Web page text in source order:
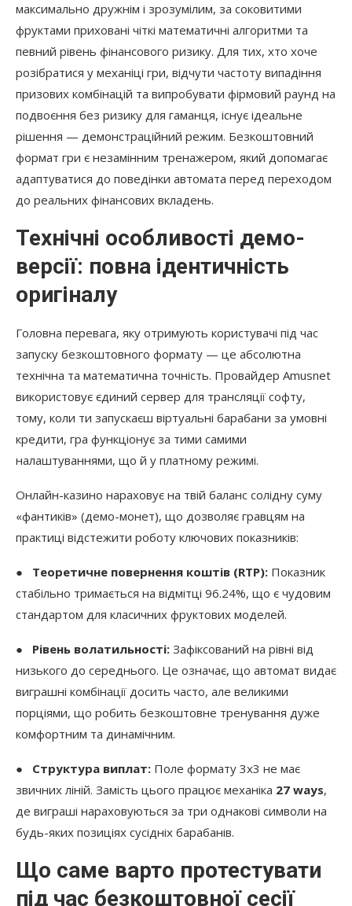
максимально дружнім і зрозумілим, за соковитими
фруктами приховані чіткі математичні алгоритми та
певний рівень фінансового ризику. Для тих, хто хоче
розібратися у механіці гри, відчути частоту випадіння
призових комбінацій та випробувати фірмовий раунд на
подвоєння без ризику для гаманця, існує ідеальне
рішення — демонстраційний режим. Безкоштовний
формат гри є незамінним тренажером, який допомагає
адаптуватися до поведінки автомата перед переходом
до реальних фінансових вкладень.
Технічні особливості демо-
версії: повна ідентичність
оригіналу
Головна перевага, яку отримують користувачі під час
запуску безкоштовного формату — це абсолютна
технічна та математична точність. Провайдер Amusnet
використовує єдиний сервер для трансляції софту,
тому, коли ти запускаєш віртуальні барабани за умовні
кредити, гра функціонує за тими самими
налаштуваннями, що й у платному режимі.
Онлайн-казино нараховує на твій баланс солідну суму
«фантиків» (демо-монет), що дозволяє гравцям на
практиці відстежити роботу ключових показників:
● Теоретичне повернення коштів (RTP): Показник
стабільно тримається на відмітці 96.24%, що є чудовим
стандартом для класичних фруктових моделей.
● Рівень волатильності: Зафіксований на рівні від
низького до середнього. Це означає, що автомат видає
виграшні комбінації досить часто, але великими
порціями, що робить безкоштовне тренування дуже
комфортним та динамічним.
● Структура виплат: Поле формату 3х3 не має
звичних ліній. Замість цього працює механіка 27 ways,
де виграші нараховуються за три однакові символи на
будь-яких позиціях сусідніх барабанів.
Що саме варто протестувати
під час безкоштовної сесії